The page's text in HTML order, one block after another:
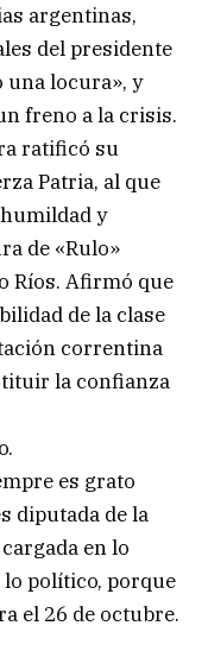
argentinas,
del presidente
locura», y
freno a la crisis.
ratificó su
Patria, al que
y
de «Rulo»
Ríos. Afirmó que
de la clase
correntina
la confianza
es grato
diputada de la
en lo
político, porque
el 26 de octubre.